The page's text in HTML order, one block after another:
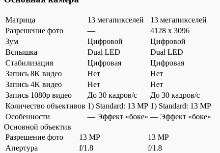
Матрица 13 мегапикселей
13 мегапикселей
Разрешение фото
—
4128 x 3096
Зум
Цифровой
Цифровой
Вспышка
Dual LED
Dual LED
Стабилизация
Цифровая
Цифровая
Запись 8K видео
Нет
Нет
Запись 4K видео
Нет
Нет
Запись 1080p видео
До 30 кадров/c
До 30 кадров/c
Количество объективов 1) Standard: 13 MP 1) Standard: 13 MP
Особенности
— Эффект «боке» — Эффект «боке»
Основной объектив
Разрешение фото
13 MP
13 MP
Апертура
f/1.8
f/1.8